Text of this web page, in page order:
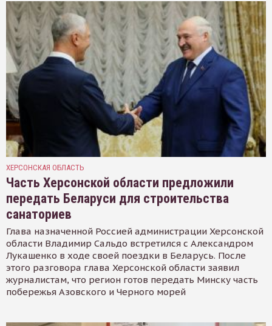
ХЕРСОНСКАЯ ОБЛАСТЬ
Часть Херсонской области предложили
передать Беларуси для строительства
санаториев
Глава назначенной Россией администрации Херсонской
области Владимир Сальдо встретился с Александром
Лукашенко в ходе своей поездки в Беларусь. После
этого разговора глава Херсонской области заявил
журналистам, что регион готов передать Минску часть
побережья Азовского и Черного морей